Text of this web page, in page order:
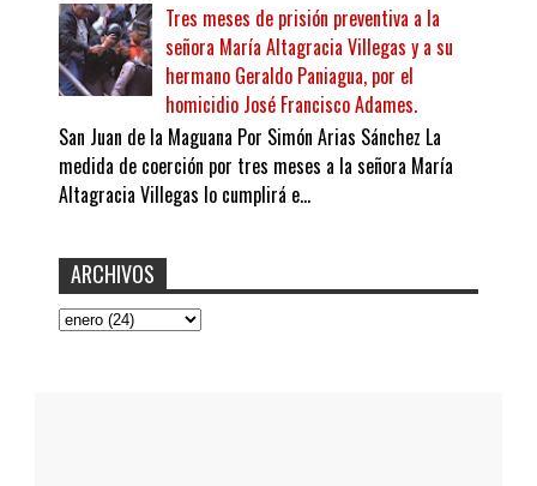
Tres meses de prisión preventiva a la
señora María Altagracia Villegas y a su
hermano Geraldo Paniagua, por el
homicidio José Francisco Adames.
San Juan de la Maguana Por Simón Arias Sánchez La
medida de coerción por tres meses a la señora María
Altagracia Villegas lo cumplirá e...
ARCHIVOS